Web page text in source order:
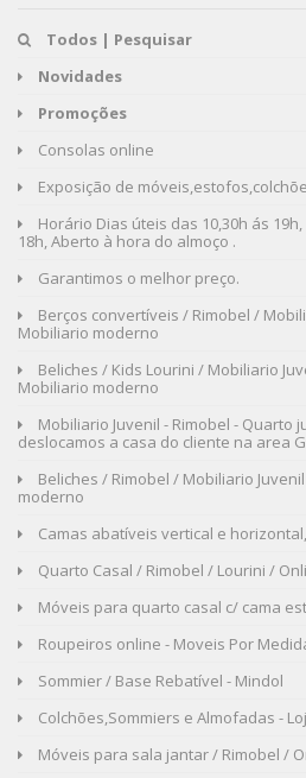
Todos | Pesquisar
Novidades
Promoções
Consolas online
Exposição de
Horário Dias úteis das 10,30h ás
18h, Aberto à hora do almoço .
Garantimos o melhor preço.
Berços convertíveis / Rimobel /
Mobiliario moderno
Beliches / Kids Lourini / Mobiliario
Mobiliario moderno
Mobiliario Juvenil - Rimobel - Quarto
deslocamos a casa do cliente na area
Beliches / Rimobel / Mobiliario
moderno
Camas abatíveis vertical e
Quarto Casal / Rimobel / Lourini /
Móveis para quarto casal c/ cama
Roupeiros online - Moveis Por
Sommier / Base Rebatível - Mindol
Colchões,Sommiers e Almofadas -
Móveis para sala jantar / Rimobel /